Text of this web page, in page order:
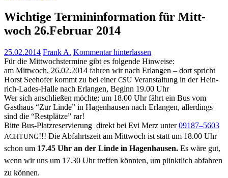
Wich­ti­ge Ter­min­in­for­ma­ti­on für Mitt­
woch 26.Februar 2014
25.02.2014 Frank A. Kommentar hinterlassen
Für die Mitt­wochs­ter­mi­ne gibt es fol­gen­de Hinweise:
am Mitt­woch, 26.02.2014 fah­ren wir nach Erlan­gen – dort spricht
Horst See­ho­fer kommt zu bei einerCSU Ver­an­stal­tung in der Hein­
rich-Lades-Hal­le nach Erlan­gen, Beginn 19.00 Uhr
Wer sich anschlie­ßen möch­te: um 18.00 Uhr fährt ein Bus vom
Gast­haus “Zur Lin­de” in Hagen­hau­sen nach Erlan­gen, aller­dings
sind die “Rest­plät­ze” rar!
Bit­te Bus-Platz­re­ser­vie­rung direkt bei Evi Merz unter09187–5603
ACHTUNG!!! Die Abfahrts­zeit am Mitt­woch ist statt um 18.00 Uhr
schon um 17.45 Uhr an der Lin­de in Hagen­hau­sen. Es wäre gut,
wenn wir uns um 17.30 Uhr tref­fen könn­ten, um pünkt­lich abfah­ren
zu können.